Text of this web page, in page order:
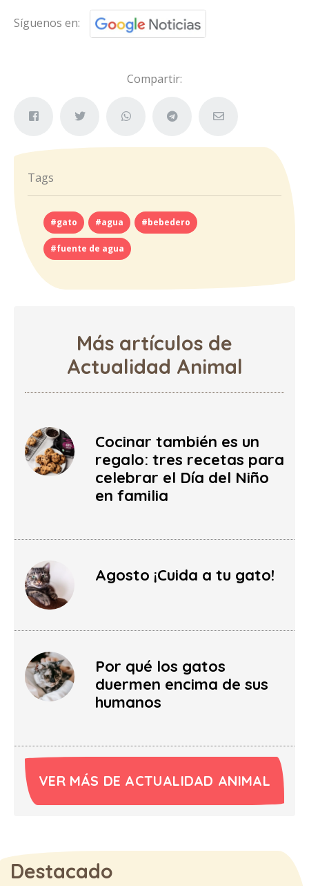
Síguenos en:
Compartir:
Tags
#gato #agua #bebedero
#fuente de agua
Más artículos de
Actualidad Animal
Cocinar también es un
regalo: tres recetas para
celebrar el Día del Niño
en familia
Agosto ¡Cuida a tu gato!
Por qué los gatos
duermen encima de sus
humanos
VER MÁS DE ACTUALIDAD ANIMAL
Destacado